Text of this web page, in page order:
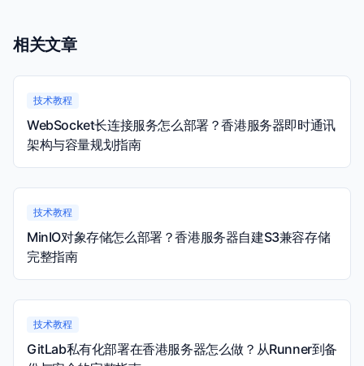
相关文章
技术教程
WebSocket长连接服务怎么部署？香港服务器即时通讯
架构与容量规划指南
技术教程
MinIO对象存储怎么部署？香港服务器自建S3兼容存储
完整指南
技术教程
GitLab私有化部署在香港服务器怎么做？从Runner到备